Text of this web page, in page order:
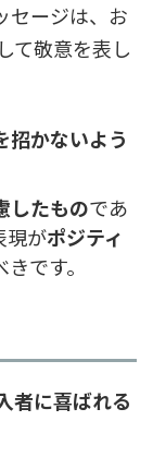
セージは、お
て敬意を表し
招かないよう
したものであ
現がポジティ
きです。
者に喜ばれる